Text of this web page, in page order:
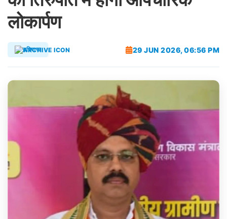
लोकार्पण
हरियाणा 29 JUN 2026, 06:56 PM